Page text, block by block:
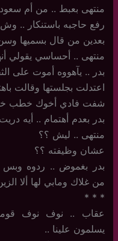
منتهى بعبط .. من أم
رفع حاجبه باستنكار ..
بعدين من قال بسميها
منتهى ‏.. أحساسي يقولي
بدر .. يآهووه أموت على
اعتدلت بجلستها وقالت
شفت فادي أخوك خطب
بدر بعدم أهتمام .. أيه
منتهى .. ليش ؟؟
عشان وظيفته ؟؟
بدر بغموض .. ردوه وبس
من غلاك ومابي لها ألا
‏*‏ * *
عقاب .. نوف نوف
يسلمون علينا ..